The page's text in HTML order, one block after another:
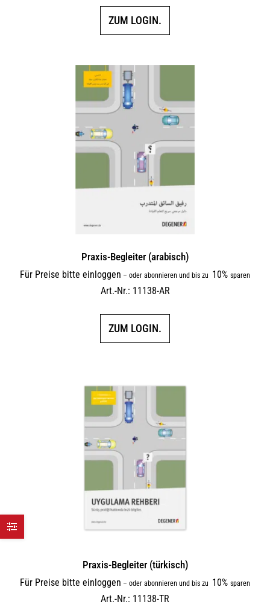
ZUM LOGIN.
Praxis-Begleiter (arabisch)
Für Preise bitte einloggen – oder abonnieren und bis zu 10% sparen
Art.-Nr.: 11138-AR
ZUM LOGIN.
Praxis-Begleiter (türkisch)
Für Preise bitte einloggen – oder abonnieren und bis zu 10% sparen
Art.-Nr.: 11138-TR